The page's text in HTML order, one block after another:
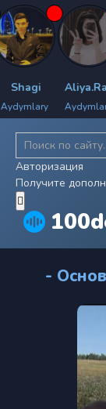
Aliya.Rais
Aydymlary
Авторизация
Получите
-